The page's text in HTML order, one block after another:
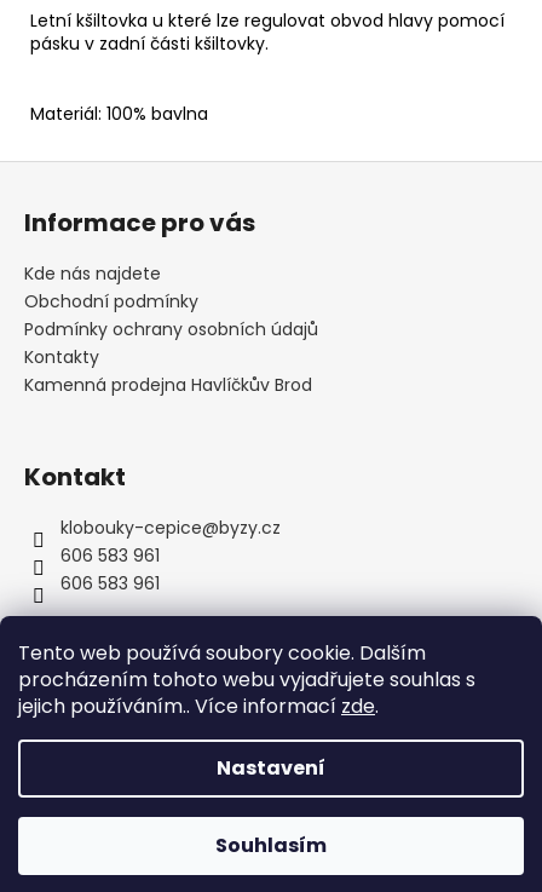
Tento web používá soubory cookie. Dalším
procházením tohoto webu vyjadřujete souhlas s
jejich používáním.. Více informací zde.
Nastavení
Souhlasím
Letní kšiltovka u které lze regulovat obvod hlavy pomocí
pásku v zadní části kšiltovky.
Materiál: 100% bavlna
NÁKRČNÍKY
S
VÁNOČNÍMI
249
Z
Informace pro vás
Kde nás najdete
Obchodní podmínky
Podmínky ochrany osobních údajů
Kontakty
Kamenná prodejna Havlíčkův Brod
Kontakt
klobouky-cepice@byzy.cz
606 583 961
606 583 961
Copyright 2026byzyhats. Všechna práva vyhrazena.
Upravit nastavení cookies